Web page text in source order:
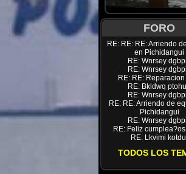
FORO
RE: RE: RE: Arriendo
en Pichidangui
RE: Wnrsey
RE: Wnrsey
RE: RE: Reparacion
RE: Bkldwq
RE: Wnrsey
RE: RE: Arriendo de
Pichidangui
RE: Wnrsey
RE: Feliz
RE: Lkvimi kotdul
TODOS LOS